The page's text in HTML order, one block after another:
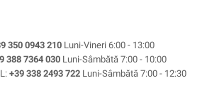
350 0943 210 Luni-Vineri 6:00 - 13:00
388 7364 030 Luni-Sâmbătă 7:00 - 10:00
+39 338 2493 722 Luni-Sâmbătă 7:00 - 12:30